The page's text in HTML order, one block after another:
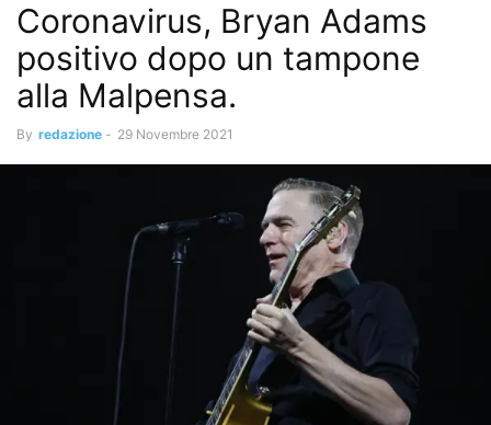
Coronavirus, Bryan Adams
positivo dopo un tampone
alla Malpensa.
By redazione - 29 Novembre 2021